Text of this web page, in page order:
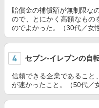
賠償金の補償額が無制限な
ので、とにかく高額なもの
のでよかった。（30代／女
セブン‐イレブンの自
信頼できる企業であること
が速かったこと。（50代／